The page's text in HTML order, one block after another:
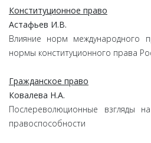
Конституционное право
Астафьев И.В.
Влияние норм международного
нормы конституционного права
Гражданское право
Ковалева Н.А.
Послереволюционные взгляды
правоспособности